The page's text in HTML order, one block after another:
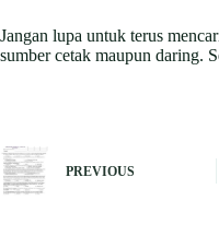
Jangan lupa untuk terus
sumber cetak maupun daring.
PREVIOUS